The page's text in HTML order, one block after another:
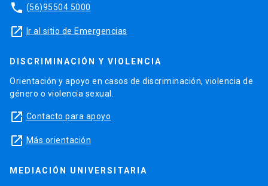
phone (56)95504 5000
launch Ir al sitio de Emergencias
DISCRIMINACIÓN Y VIOLENCIA
Orientación y apoyo en casos de discriminación, violencia de
género o violencia sexual.
launch Contacto para apoyo
launch Más orientación
MEDIACIÓN UNIVERSITARIA